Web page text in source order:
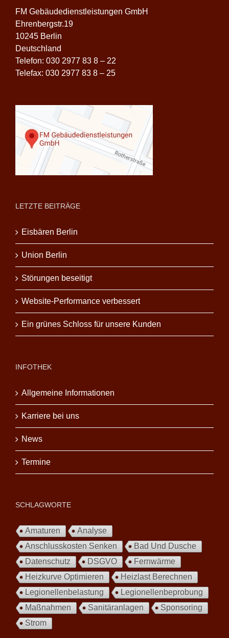
FM Gebäudedienstleistungen GmbH
Ehrenbergstr.19
10245 Berlin
Deutschland
Telefon: 030 2977 83 8 – 22
Telefax: 030 2977 83 8 – 25
LETZTE BEITRÄGE
Eisbären Berlin
Union Berlin
Störungen beseitigt
Website-Performance verbessert
Ein grünes Schloss für unsere Kunden
INFOTHEK
Allgemeine Informationen
Karriere bei uns
News
Termine
SCHLAGWORTE
Amaturen
Analyse
Anschlusskosten Senken
Bad Und Dusche
Datenschutz
DSGVO
Fernwärme
Heizkurve Optimieren
Heizlast Berechnen
Legionellenbelastung
Legionellenbeprobung
Maßnahmen
Sanitäranlagen
Sponsoring
Strom